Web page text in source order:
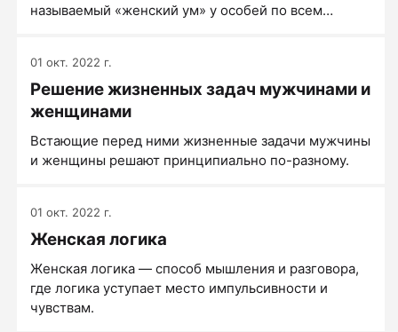
называемый «женский ум» у особей по всем
01 окт. 2022 г.
Решение жизненных задач мужчинами и
женщинами
Встающие перед ними жизненные задачи мужчины
и женщины решают принципиально по-разному.
01 окт. 2022 г.
Женская логика
Женская логика — способ мышления и разговора,
где логика уступает место импульсивности и
чувствам.